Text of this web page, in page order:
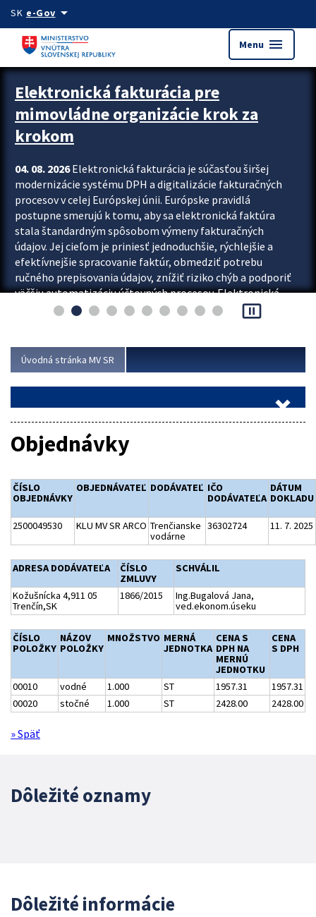
Preskocit na hlavný obsah
SK e-Govarrow_drop_down
Menu menu
Zastavit automatický posun upútavok
Elektronická fakturácia pre
mimovládne organizácie krok za
krokom
04. 08. 2026Elektronická fakturácia je súčasťou širšej
modernizácie systému DPH a digitalizácie fakturačných
procesov v celej Európskej únii. Európske pravidlá
postupne smerujú k tomu, aby sa elektronická faktúra
stala štandardným spôsobom výmeny fakturačných
údajov. Jej cieľom je priniesť jednoduchšie, rýchlejšie a
efektívnejšie spracovanie faktúr, obmedziť potrebu
ručného prepisovania údajov, znížiť riziko chýb a podporiť
väčšiu automatizáciu účtovných procesov. Elektronická
fakturácia preto nepredstavuje...
pause_presentation
Úvodná stránka MV SR
Objednávky
ČÍSLO
OBJEDNÁVKY
OBJEDNÁVATEĽ DODÁVATEĽ IČO
DODÁVATEĽA
DÁTUM
DOKLADU
2500049530 KLU MV SR ARCO Trenčianske
vodárne
36302724 11. 7. 2025
ADRESA DODÁVATEĽA
ČÍSLO
ZMLUVY
SCHVÁLIL
Kožušnícka 4,911 05
Trenčín,SK
1866/2015
Ing.Bugalová Jana,
ved.ekonom.úseku
ČÍSLO
POLOŽKY
NÁZOV
POLOŽKY
MNOŽSTVO MERNÁ
JEDNOTKA
CENA S
DPH NA
MERNÚ
JEDNOTKU
CENA
S DPH
00010 vodné 1.000 ST 1957.31
1957.31
00020
stočné 1.000 ST 2428.00 2428.00
» Späť
Dôležité oznamy
Dôležité informácie